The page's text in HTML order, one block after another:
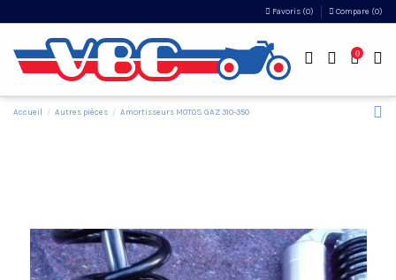
Favoris (0) Compare (0)
0
Accueil Autres pièces Amortisseurs MOTOS GAZ 310-350